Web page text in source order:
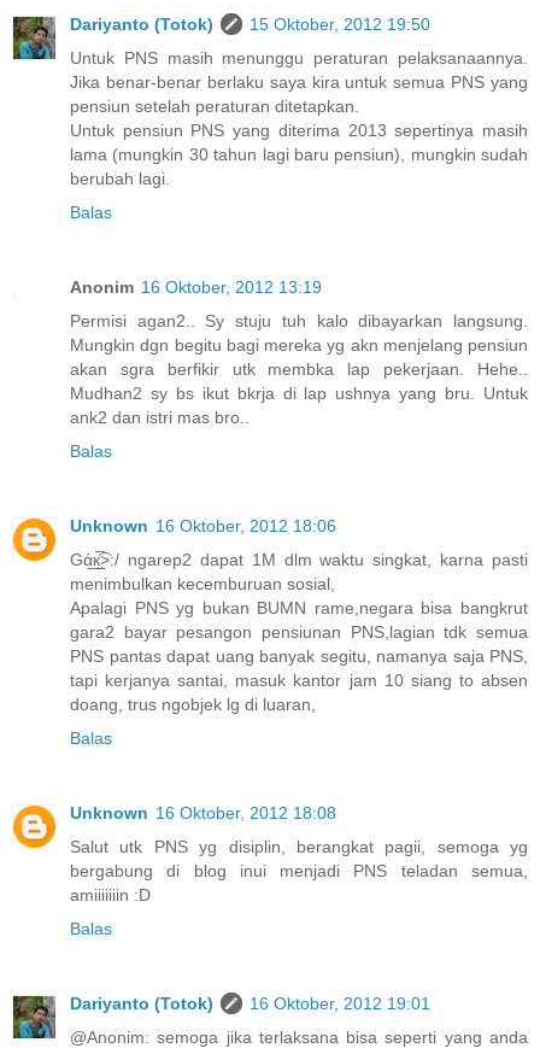
Dariyanto (Totok)
15 Oktober, 2012 19:50
Untuk PNS masih menunggu peraturan pelaksanaannya.
Jika benar-benar berlaku saya kira untuk semua PNS yang
pensiun setelah peraturan ditetapkan.
Untuk pensiun PNS yang diterima 2013 sepertinya masih
lama (mungkin 30 tahun lagi baru pensiun), mungkin sudah
berubah lagi.
Balas
Anonim 16 Oktober, 2012 13:19
Permisi agan2.. Sy stuju tuh kalo dibayarkan langsung.
Mungkin dgn begitu bagi mereka yg akn menjelang pensiun
akan sgra berfikir utk membka lap pekerjaan. Hehe..
Mudhan2 sy bs ikut bkrja di lap ushnya yang bru. Untuk
ank2 dan istri mas bro..
Balas
Unknown 16 Oktober, 2012 18:06
Gά̲к̲̮̲̅͡>:/ ngarep2 dapat 1M dlm waktu singkat, karna pasti
menimbulkan kecemburuan sosial,
Apalagi PNS yg bukan BUMN rame,negara bisa bangkrut
gara2 bayar pesangon pensiunan PNS,lagian tdk semua
PNS pantas dapat uang banyak segitu, namanya saja PNS,
tapi kerjanya santai, masuk kantor jam 10 siang to absen
doang, trus ngobjek lg di luaran,
Balas
Unknown 16 Oktober, 2012 18:08
Salut utk PNS yg disiplin, berangkat pagii, semoga yg
bergabung di blog inui menjadi PNS teladan semua,
amiiiiiiin :D
Balas
Dariyanto (Totok)
16 Oktober, 2012 19:01
@Anonim: semoga jika terlaksana bisa seperti yang anda